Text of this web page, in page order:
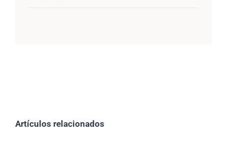
Artículos relacionados